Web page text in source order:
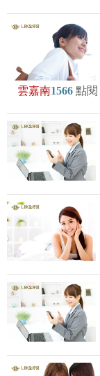
雲嘉南1566 點閱